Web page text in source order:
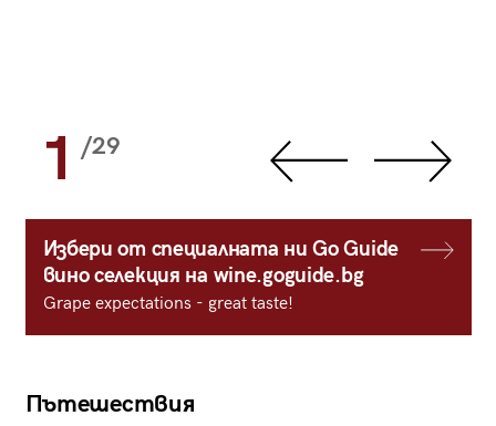
1 /29
Избери от специалната ни Go Guide
вино селекция на wine.goguide.bg
Grape expectations - great taste!
Пътешествия